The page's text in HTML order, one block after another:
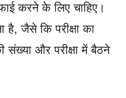
करने के लिए चाहिए।
है, जैसे कि परीक्षा का
संख्या और परीक्षा में बैठने